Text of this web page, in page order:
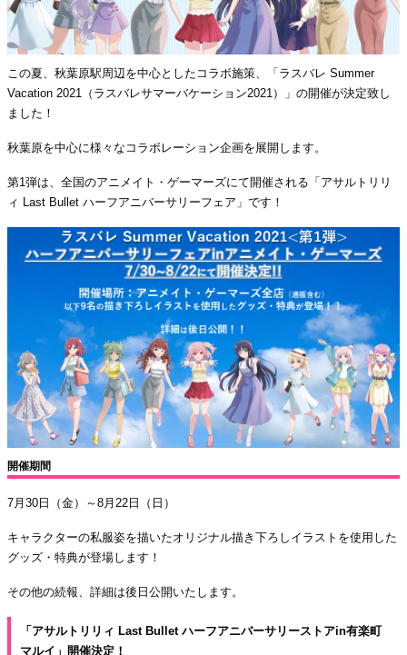
この夏、秋葉原駅周辺を中心としたコラボ施策、「ラスバレ Summer
Vacation 2021（ラスバレサマーバケーション2021）」の開催が決定致し
ました！
秋葉原を中心に様々なコラボレーション企画を展開します。
第1弾は、全国のアニメイト・ゲーマーズにて開催される「アサルトリリ
ィ Last Bullet ハーフアニバーサリーフェア」です！
開催期間
7月30日（金）～8月22日（日）
キャラクターの私服姿を描いたオリジナル描き下ろしイラストを使用した
グッズ・特典が登場します！
その他の続報、詳細は後日公開いたします。
「アサルトリリィ Last Bullet ハーフアニバーサリーストアin有楽町
マルイ」開催決定！